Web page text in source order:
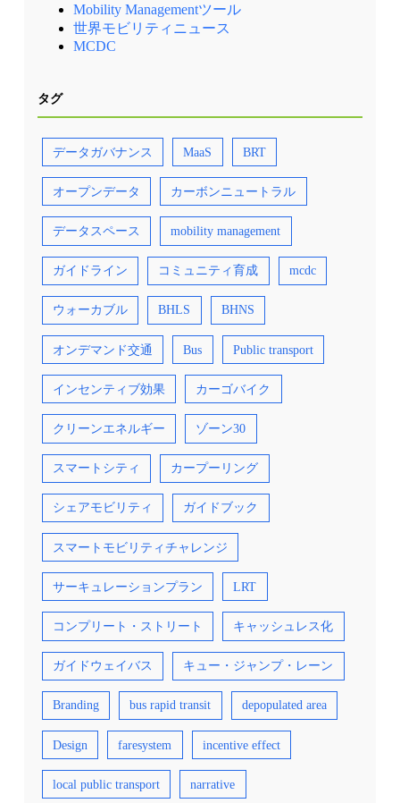
Mobility Managementツール
世界モビリティニュース
MCDC
タグ
データガバナンス MaaS BRT
オープンデータ カーボンニュートラル
データスペース mobility management
ガイドライン コミュニティ育成 mcdc
ウォーカブル BHLS BHNS
オンデマンド交通 Bus Public transport
インセンティブ効果 カーゴバイク
クリーンエネルギー ゾーン30
スマートシティ カープーリング
シェアモビリティ ガイドブック
スマートモビリティチャレンジ
サーキュレーションプラン LRT
コンプリート・ストリート キャッシュレス化
ガイドウェイバス キュー・ジャンプ・レーン
Branding bus rapid transit depopulated area
Design faresystem incentive effect
local public transport narrative